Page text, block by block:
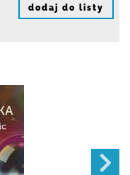
dodaj do listy